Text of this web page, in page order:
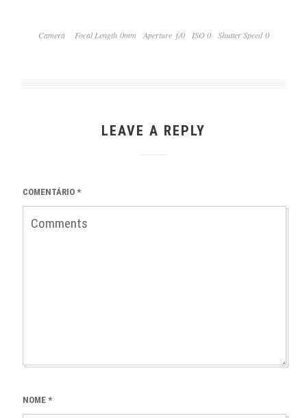
Camera Focal Length 0mm Aperture ƒ/0 ISO 0 Shutter Speed 0
LEAVE A REPLY
COMENTÁRIO *
NOME *